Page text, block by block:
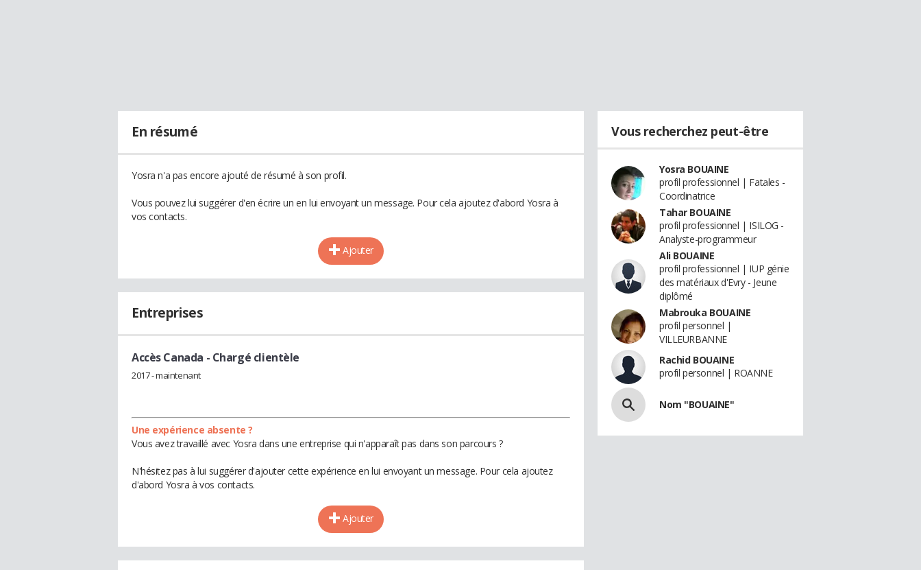
En résumé
Yosra n'a pas encore ajouté de résumé à son profil.
Vous pouvez lui suggérer d'en écrire un en lui envoyant un message. Pour cela ajoutez d'abord Yosra à
vos contacts.
Ajouter
Entreprises
Accès Canada - Chargé clientèle
2017 - maintenant
Une expérience absente ?
Vous avez travaillé avec Yosra dans une entreprise qui n'apparaît pas dans son parcours ?
N'hésitez pas à lui suggérer d'ajouter cette expérience en lui envoyant un message. Pour cela ajoutez
d'abord Yosra à vos contacts.
Ajouter
Vous recherchez peut-être
Yosra BOUAINE
profil professionnel | Fatales -
Coordinatrice
Tahar BOUAINE
profil professionnel | ISILOG -
Analyste-programmeur
Ali BOUAINE
profil professionnel | IUP génie
des matériaux d'Evry - Jeune
diplômé
Mabrouka BOUAINE
profil personnel |
VILLEURBANNE
Rachid BOUAINE
profil personnel | ROANNE
Nom "BOUAINE"